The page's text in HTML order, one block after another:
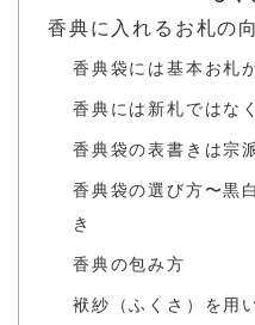
香典に入れるお札の
香典袋には基本お札
香典には新札ではな
香典袋の表書きは宗
香典袋の選び方〜黒
き
香典の包み方
袱紗（ふくさ）を用